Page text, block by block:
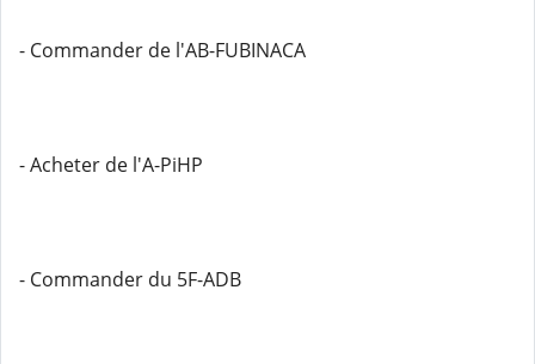
- Commander de l'AB-FUBINACA
- Acheter de l'A-PiHP
- Commander du 5F-ADB